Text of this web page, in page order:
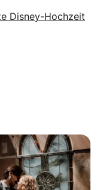
Disney-Hochzeit